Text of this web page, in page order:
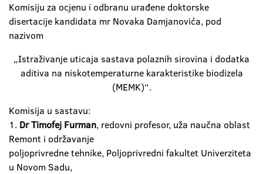
Komisiju za ocjenu i odbranu urađene doktorske
disertacije kandidata mr Novaka Damjanovića, pod
nazivom
„Istraživanje uticaja sastava polaznih sirovina i dodatka
aditiva na niskotemperaturne karakteristike biodizela
(MEMK)“.
Komisija u sastavu:
1. Dr Timofej Furman, redovni profesor, uža naučna oblast
Remont i održavanje
poljoprivredne tehnike, Poljoprivredni fakultet Univerziteta
u Novom Sadu,